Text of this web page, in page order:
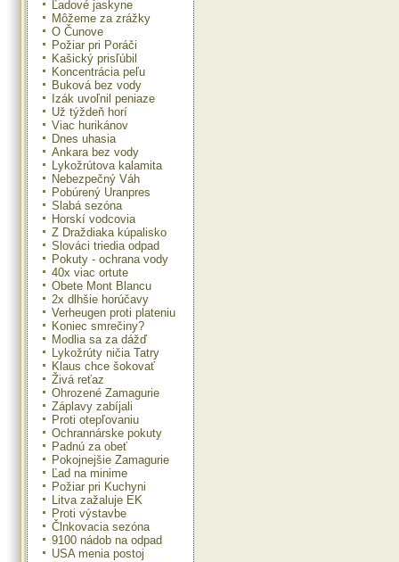
Ľadové jaskyne
Môžeme za zrážky
O Čunove
Požiar pri Poráči
Kašický prisľúbil
Koncentrácia peľu
Buková bez vody
Izák uvoľnil peniaze
Už týždeň horí
Viac hurikánov
Dnes uhasia
Ankara bez vody
Lykožrútova kalamita
Nebezpečný Váh
Pobúrený Uranpres
Slabá sezóna
Horskí vodcovia
Z Draždiaka kúpalisko
Slováci triedia odpad
Pokuty - ochrana vody
40x viac ortute
Obete Mont Blancu
2x dlhšie horúčavy
Verheugen proti plateniu
Koniec smrečiny?
Modlia sa za dážď
Lykožrúty ničia Tatry
Klaus chce šokovať
Živá reťaz
Ohrozené Zamagurie
Záplavy zabíjali
Proti otepľovaniu
Ochrannárske pokuty
Padnú za obeť
Pokojnejšie Zamagurie
Ľad na minime
Požiar pri Kuchyni
Litva zažaluje EK
Proti výstavbe
Člnkovacia sezóna
9100 nádob na odpad
USA menia postoj